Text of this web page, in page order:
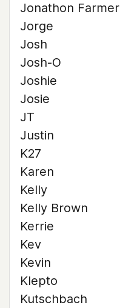
Jonathon Farmer
Jorge
Josh
Josh-O
Joshie
Josie
JT
Justin
K27
Karen
Kelly
Kelly Brown
Kerrie
Kev
Kevin
Klepto
Kutschbach